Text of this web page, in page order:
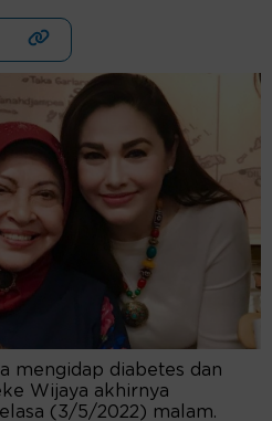
mengidap diabetes dan
Wijaya akhirnya
(3/5/2022) malam.